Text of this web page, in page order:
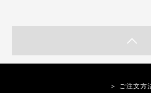
＞ ご注文方